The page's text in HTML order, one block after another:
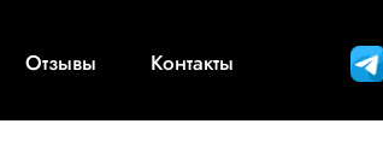
Отзывы Контакты